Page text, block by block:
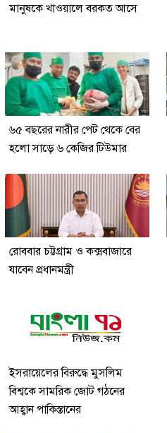
মানুষকে খাওয়ালে বরকত আসে
৬৫ বছরের নারীর পেট থেকে বের
হলো সাড়ে ৬ কেজির টিউমার
রোববার চট্টগ্রাম ও কক্সবাজারে
যাবেন প্রধানমন্ত্রী
ইসরায়েলের বিরুদ্ধে মুসলিম
বিশ্বকে সামরিক জোট গঠনের
আহ্বান পাকিস্তানের